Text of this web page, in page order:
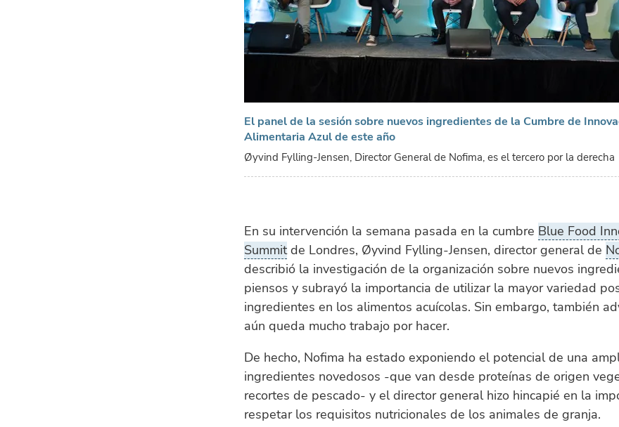
El panel de la sesión sobre nuevos ingredientes de la Cumbre de
Alimentaria Azul de este año
Øyvind Fylling-Jensen, Director General de Nofima, es el tercero por la derecha
En su intervención la semana pasada en la cumbre Blue Food
Summitde Londres, Øyvind Fylling-Jensen, director general de
describió la investigación de la organización sobre nuevos
piensos y subrayó la importancia de utilizar la mayor variedad
ingredientes en los alimentos acuícolas. Sin embargo, también
aún queda mucho trabajo por hacer.
De hecho, Nofima ha estado exponiendo el potencial de una
ingredientes novedosos -que van desde proteínas de origen
recortes de pescado- y el director general hizo hincapié en la
respetar los requisitos nutricionales de los animales de granja.